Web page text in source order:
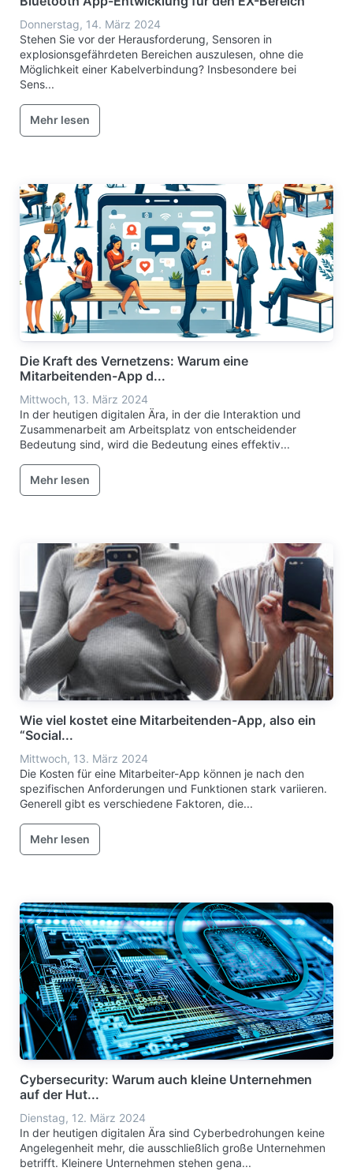
Donnerstag, 14. März 2024
Stehen Sie vor der Herausforderung, Sensoren in
explosionsgefährdeten Bereichen auszulesen, ohne die
Möglichkeit einer Kabelverbindung? Insbesondere bei
Sens...
Mehr lesen
Die Kraft des Vernetzens: Warum eine
Mitarbeitenden-App d...
Mittwoch, 13. März 2024
In der heutigen digitalen Ära, in der die Interaktion und
Zusammenarbeit am Arbeitsplatz von entscheidender
Bedeutung sind, wird die Bedeutung eines effektiv...
Mehr lesen
Wie viel kostet eine Mitarbeitenden-App, also ein
“Social...
Mittwoch, 13. März 2024
Die Kosten für eine Mitarbeiter-App können je nach den
spezifischen Anforderungen und Funktionen stark variieren.
Generell gibt es verschiedene Faktoren, die...
Mehr lesen
Cybersecurity: Warum auch kleine Unternehmen
auf der Hut...
Dienstag, 12. März 2024
In der heutigen digitalen Ära sind Cyberbedrohungen keine
Angelegenheit mehr, die ausschließlich große Unternehmen
betrifft. Kleinere Unternehmen stehen gena...